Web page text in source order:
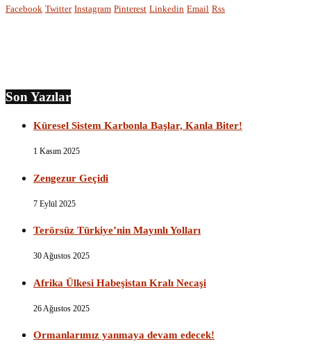
Facebook Twitter Instagram Pinterest Linkedin Email Rss
Son Yazılar
Küresel Sistem Karbonla Başlar, Kanla Biter!
1 Kasım 2025
Zengezur Geçidi
7 Eylül 2025
Terörsüz Türkiye’nin Mayınlı Yolları
30 Ağustos 2025
Afrika Ülkesi Habeşistan Kralı Necaşi
26 Ağustos 2025
Ormanlarımız yanmaya devam edecek!